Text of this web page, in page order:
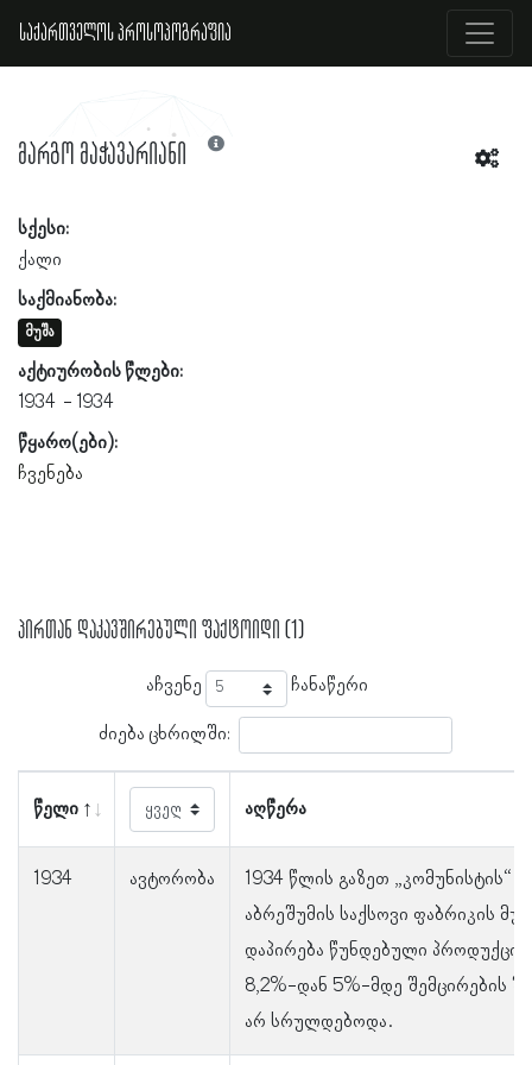
საქართველოს პროსოპოგრაფია
მარგო მაჭავარიანი
სქესი:
ქალი
საქმიანობა:
მუშა
აქტიურობის წლები:
1934
1934
წყარო(ები):
ჩვენება
პირთან დაკავშირებული ფაქტოიდი (1)
აჩვენე ჩანაწერი
ძიება ცხრილში:
წელი აღწერა
1934 ავტორობა
1934 წლის გაზეთ „კომუნისტის“
აბრეშუმის საქსოვი ფაბრიკის
დაპირება წუნდებული
8,2%-დან 5%-მდე შემცირების
არ სრულდებოდა.